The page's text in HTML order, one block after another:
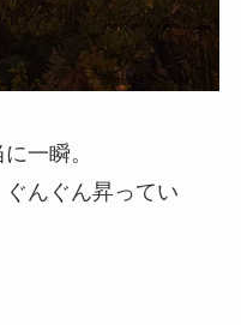
一瞬。
んぐん昇ってい